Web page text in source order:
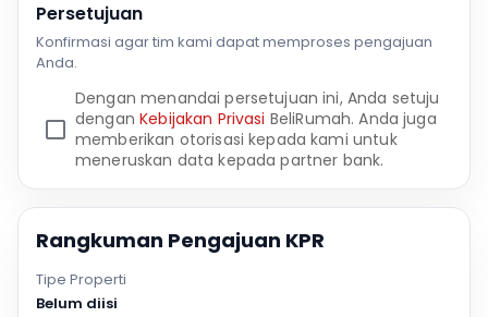
Persetujuan
Konfirmasi agar tim kami dapat memproses pengajuan
Anda.
Dengan menandai persetujuan ini, Anda setuju
denganKebijakan Privasi BeliRumah. Anda juga
memberikan otorisasi kepada kami untuk
meneruskan data kepada partner bank.
Rangkuman Pengajuan KPR
Tipe Properti
Belum diisi